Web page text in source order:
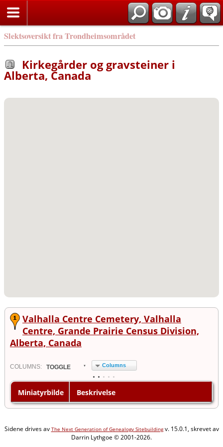
Slektsoversikt fra Trondheimsområdet
Kirkegårder og gravsteiner i
Alberta, Canada
Valhalla Centre Cemetery, Valhalla
Centre, Grande Prairie Census Division,
Alberta, Canada
COLUMN S: TOGGLE Columns
Miniatyrbilde Beskrivelse
Sidene drives av The Next Generation of Genealogy Sitebuildingv. 15.0.1, skrevet av
Darrin Lythgoe © 2001-2026.